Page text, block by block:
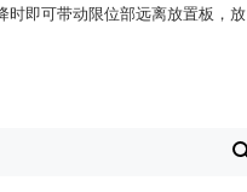
时即可带动限位部远离放置板，放